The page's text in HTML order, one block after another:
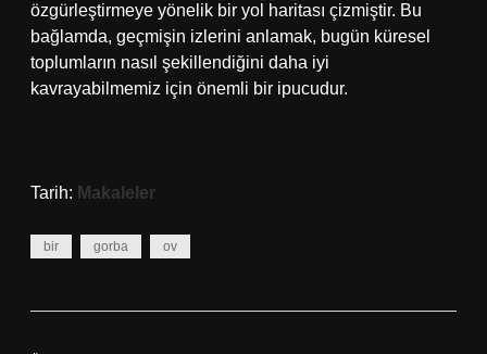
özgürleştirmeye yönelik bir yol haritası çizmiştir. Bu
bağlamda, geçmişin izlerini anlamak, bugün küresel
toplumların nasıl şekillendiğini daha iyi
kavrayabilmemiz için önemli bir ipucudur.
Tarih: Makaleler
bir gorba ov